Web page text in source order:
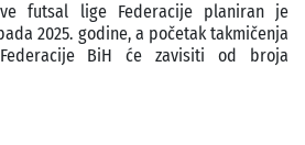
futsal lige Federacije planiran je
2025. godine, a početak takmičenja
BiH će zavisiti od broja